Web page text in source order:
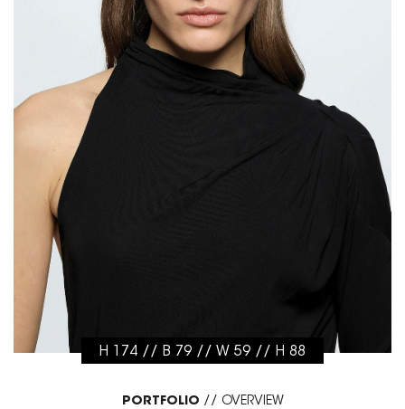
H 174 // B 79 // W 59 // H 88
PORTFOLIO // OVERVIEW